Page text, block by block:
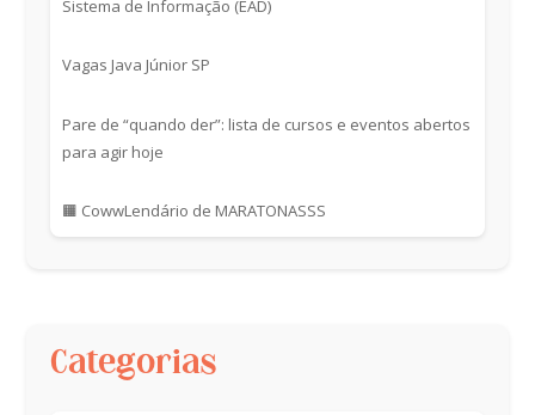
Sistema de Informação (EAD)
Vagas Java Júnior SP
Pare de “quando der”: lista de cursos e eventos abertos
para agir hoje
🟧 CowwLendário de MARATONASSS
Categorias